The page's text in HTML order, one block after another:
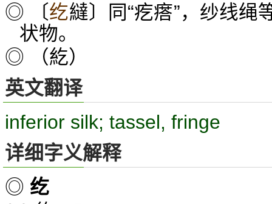
◎ 〔纥繨〕同“疙瘩”，纱线绳
状物。
◎ （紇）
英文翻译
inferior silk; tassel, fringe
详细字义解释
◎ 纥